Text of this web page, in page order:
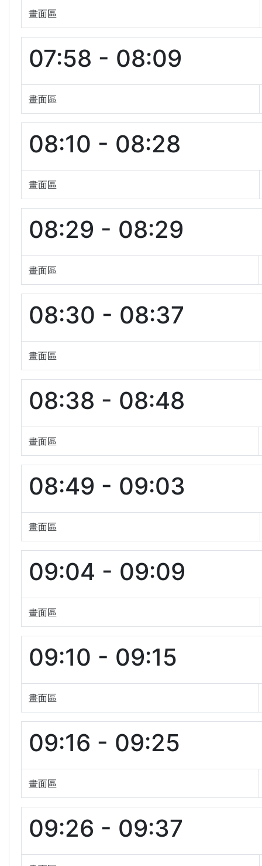
畫面區
07:58 - 08:09
畫面區
08:10 - 08:28
畫面區
08:29 - 08:29
畫面區
08:30 - 08:37
畫面區
08:38 - 08:48
畫面區
08:49 - 09:03
畫面區
09:04 - 09:09
畫面區
09:10 - 09:15
畫面區
09:16 - 09:25
畫面區
09:26 - 09:37